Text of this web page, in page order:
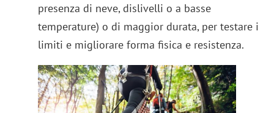
presenza di neve, dislivelli o a basse
temperature) o di maggior durata, per testare i
limiti e migliorare forma fisica e resistenza.